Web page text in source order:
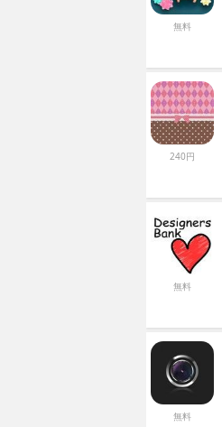
無料
240円
無料
無料